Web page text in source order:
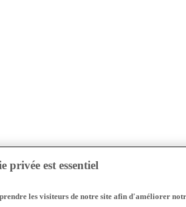
privée est essentiel
les visiteurs de notre site afin d'améliorer